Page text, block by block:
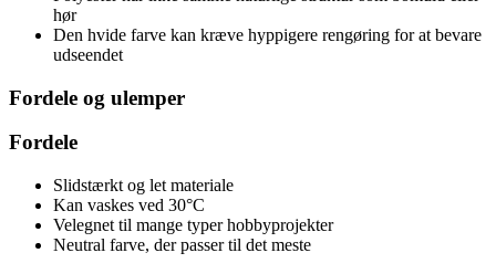
hør
Den hvide farve kan kræve hyppigere rengøring for at bevare
udseendet
Fordele og ulemper
Fordele
Slidstærkt og let materiale
Kan vaskes ved 30°C
Velegnet til mange typer hobbyprojekter
Neutral farve, der passer til det meste